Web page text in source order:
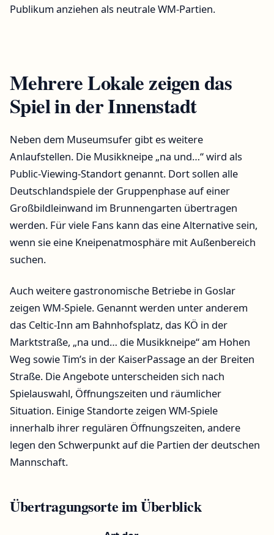
Publikum anziehen als neutrale WM-Partien.
Mehrere Lokale zeigen das
Spiel in der Innenstadt
Neben dem Museumsufer gibt es weitere
Anlaufstellen. Die Musikkneipe „na und…“ wird als
Public-Viewing-Standort genannt. Dort sollen alle
Deutschlandspiele der Gruppenphase auf einer
Großbildleinwand im Brunnengarten übertragen
werden. Für viele Fans kann das eine Alternative sein,
wenn sie eine Kneipenatmosphäre mit Außenbereich
suchen.
Auch weitere gastronomische Betriebe in Goslar
zeigen WM-Spiele. Genannt werden unter anderem
das Celtic-Inn am Bahnhofsplatz, das KÖ in der
Marktstraße, „na und… die Musikkneipe“ am Hohen
Weg sowie Tim’s in der KaiserPassage an der Breiten
Straße. Die Angebote unterscheiden sich nach
Spielauswahl, Öffnungszeiten und räumlicher
Situation. Einige Standorte zeigen WM-Spiele
innerhalb ihrer regulären Öffnungszeiten, andere
legen den Schwerpunkt auf die Partien der deutschen
Mannschaft.
Übertragungsorte im Überblick